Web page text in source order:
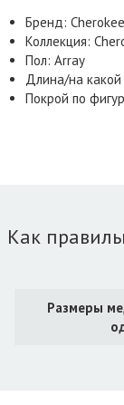
Бренд: Cherokee
Коллекция:
Пол: Array
Длина/на
Покрой по
Как
Размеры